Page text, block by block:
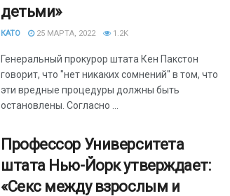
детьми»
КАТО 25 МАРТА, 2022 1.2K
Генеральный прокурор штата Кен Пакстон
говорит, что "нет никаких сомнений" в том, что
эти вредные процедуры должны быть
остановлены. Согласно ...
Профессор Университета
штата Нью-Йорк утверждает:
«Секс между взрослым и